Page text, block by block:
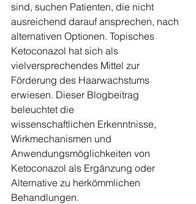
sind, suchen Patienten, die nicht
ausreichend darauf ansprechen, nach
alternativen Optionen. Topisches
Ketoconazol hat sich als
vielversprechendes Mittel zur
Förderung des Haarwachstums
erwiesen. Dieser Blogbeitrag
beleuchtet die
wissenschaftlichen Erkenntnisse,
Wirkmechanismen und
Anwendungsmöglichkeiten von
Ketoconazol als Ergänzung oder
Alternative zu herkömmlichen
Behandlungen.